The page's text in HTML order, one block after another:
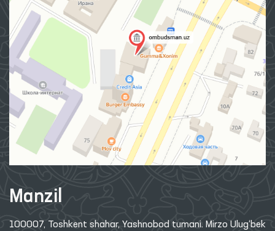
Manzil
100007, Toshkent shahar, Yashnobod tumani. Mirzo Ulug‘bek